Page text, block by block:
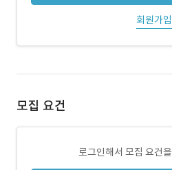
회원가입
모집 요건
로그인해서 모집 요건